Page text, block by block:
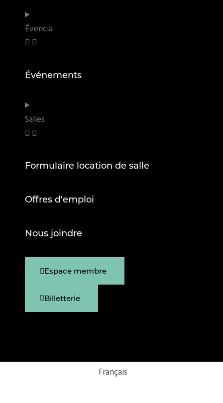
Évencia
Événements
Salles
Formulaire location de salle
Offres d'emploi
Nous joindre
Espace membre
Billetterie
Français